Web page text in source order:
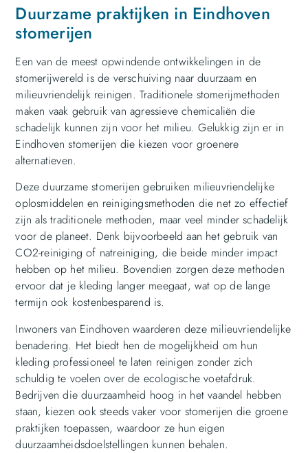
Duurzame praktijken in Eindhoven
stomerijen
Een van de meest opwindende ontwikkelingen in de
stomerijwereld is de verschuiving naar duurzaam en
milieuvriendelijk reinigen. Traditionele stomerijmethoden
maken vaak gebruik van agressieve chemicaliën die
schadelijk kunnen zijn voor het milieu. Gelukkig zijn er in
Eindhoven stomerijen die kiezen voor groenere
alternatieven.
Deze duurzame stomerijen gebruiken milieuvriendelijke
oplosmiddelen en reinigingsmethoden die net zo effectief
zijn als traditionele methoden, maar veel minder schadelijk
voor de planeet. Denk bijvoorbeeld aan het gebruik van
CO2-reiniging of natreiniging, die beide minder impact
hebben op het milieu. Bovendien zorgen deze methoden
ervoor dat je kleding langer meegaat, wat op de lange
termijn ook kostenbesparend is.
Inwoners van Eindhoven waarderen deze milieuvriendelijke
benadering. Het biedt hen de mogelijkheid om hun
kleding professioneel te laten reinigen zonder zich
schuldig te voelen over de ecologische voetafdruk.
Bedrijven die duurzaamheid hoog in het vaandel hebben
staan, kiezen ook steeds vaker voor stomerijen die groene
praktijken toepassen, waardoor ze hun eigen
duurzaamheidsdoelstellingen kunnen behalen.